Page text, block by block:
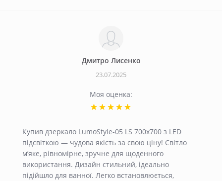
Дмитро Лисенко
23.07.2025
Моя оценка:
Купив дзеркало LumoStyle-05 LS 700x700 з LED
підсвіткою — чудова якість за свою ціну! Світло
м’яке, рівномірне, зручне для щоденного
використання. Дизайн стильний, ідеально
підійшло для ванної. Легко встановлюється,